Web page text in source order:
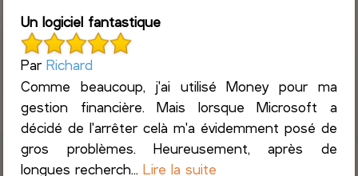
Un logiciel fantastique
ParRichard
Comme beaucoup, j'ai utilisé Money pour ma
gestion financière. Mais lorsque Microsoft a
décidé de l'arrêter celà m'a évidemment posé de
gros problèmes. Heureusement, après de
longues recherch...Lire la suite